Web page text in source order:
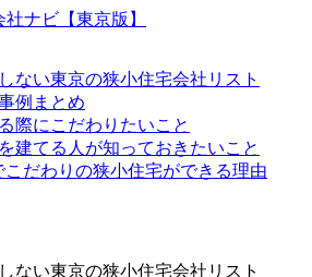
社ナビ 【東京版】
ない東京の狭小住宅会社リスト
例まとめ
際にこだわりたいこと
建てる人が知っておきたいこと
こだわりの狭小住宅ができる理由
ない東京の狭小住宅会社リスト